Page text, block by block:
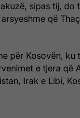
sipas tij, do
që
për Kosovën, ku
e tjera që
Irak e Libi,